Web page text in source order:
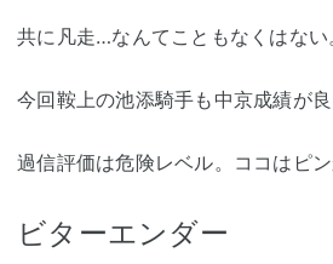
共に凡走…なんてこともなくはない
今回鞍上の池添騎手も中京成績が
過信評価は危険レベル。ココはピン
ビターエンダー